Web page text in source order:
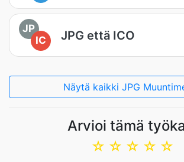
JP
IC
JPG että ICO
Näytä kaikki JPG
Arvioi tämä
☆
☆
☆
☆
☆